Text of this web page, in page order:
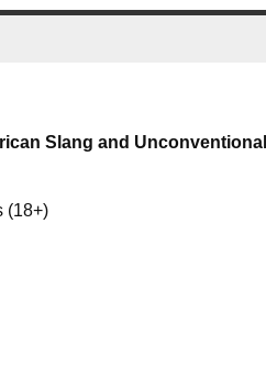
Slang and
(18+)